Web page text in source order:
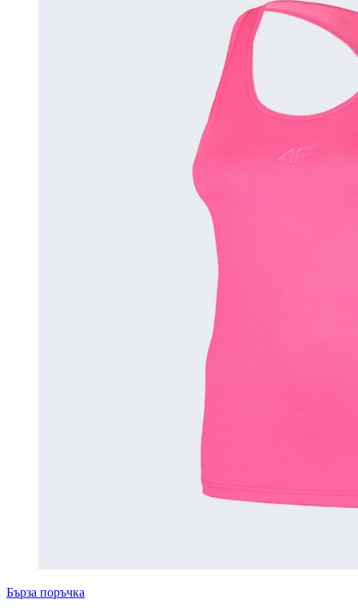
Бърза поръчка